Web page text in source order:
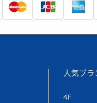
人気ブラ
4F